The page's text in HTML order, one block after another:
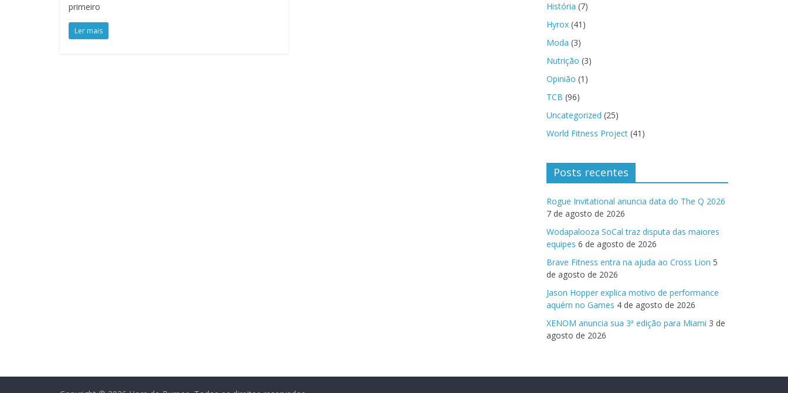
primeiro
Ler mais
História (7)
Hyrox (41)
Moda (3)
Nutrição (3)
Opinião (1)
TCB (96)
Uncategorized (25)
World Fitness Project (41)
Posts recentes
Rogue Invitational anuncia data do The Q 2026
7 de agosto de 2026
Wodapalooza SoCal traz disputa das maiores
equipes 6 de agosto de 2026
Brave Fitness entra na ajuda ao Cross Lion 5
de agosto de 2026
Jason Hopper explica motivo de performance
aquém no Games 4 de agosto de 2026
XENOM anuncia sua 3ª edição para Miami 3 de
agosto de 2026